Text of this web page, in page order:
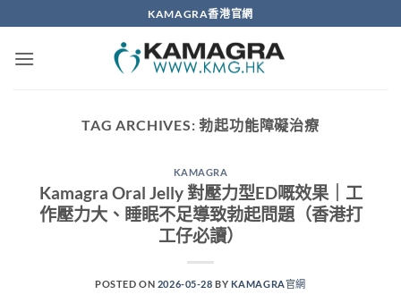
to
content
KAMAGRA香港官網
TAG ARCHIVES:勃起功能障礙治療
KAMAGRA
Kamagra Oral Jelly 對壓力型ED嘅效果｜工
作壓力大、睡眠不足導致勃起問題（香港打
工仔必讀）
POSTED ON 2026-05-28 BY KAMAGRA官網